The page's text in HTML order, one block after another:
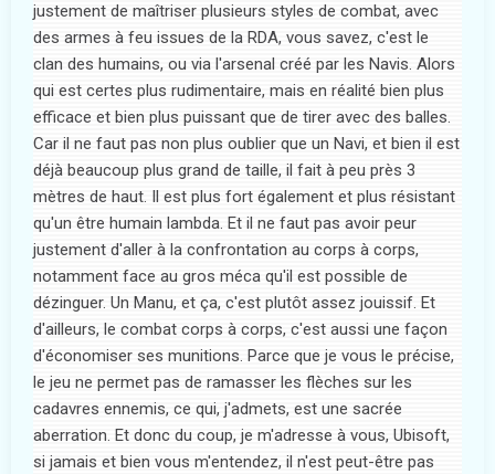
justement de maîtriser plusieurs styles de combat, avec
des armes à feu issues de la RDA, vous savez, c'est le
clan des humains, ou via l'arsenal créé par les Navis. Alors
qui est certes plus rudimentaire, mais en réalité bien plus
efficace et bien plus puissant que de tirer avec des balles.
Car il ne faut pas non plus oublier que un Navi, et bien il est
déjà beaucoup plus grand de taille, il fait à peu près 3
mètres de haut. Il est plus fort également et plus résistant
qu'un être humain lambda. Et il ne faut pas avoir peur
justement d'aller à la confrontation au corps à corps,
notamment face au gros méca qu'il est possible de
dézinguer. Un Manu, et ça, c'est plutôt assez jouissif. Et
d'ailleurs, le combat corps à corps, c'est aussi une façon
d'économiser ses munitions. Parce que je vous le précise,
le jeu ne permet pas de ramasser les flèches sur les
cadavres ennemis, ce qui, j'admets, est une sacrée
aberration. Et donc du coup, je m'adresse à vous, Ubisoft,
si jamais et bien vous m'entendez, il n'est peut-être pas